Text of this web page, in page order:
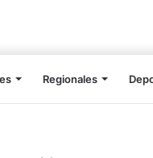
Regionales